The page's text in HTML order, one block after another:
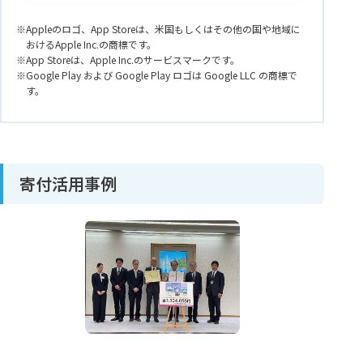
Appleのロゴ、App Storeは、米国もしくはその他の国や地域に
おけるApple Inc.の商標です。
App Storeは、Apple Inc.のサービスマークです。
Google Play および Google Play ロゴは Google LLC の商標で
す。
寄付活用事例